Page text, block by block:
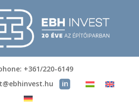
+361/220-6149